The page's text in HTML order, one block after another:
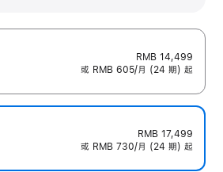
毫米的高度调节范围。
RMB 14,499
或 RMB 605/月 (24 期) 起
RMB 17,499
或 RMB 730/月 (24 期) 起